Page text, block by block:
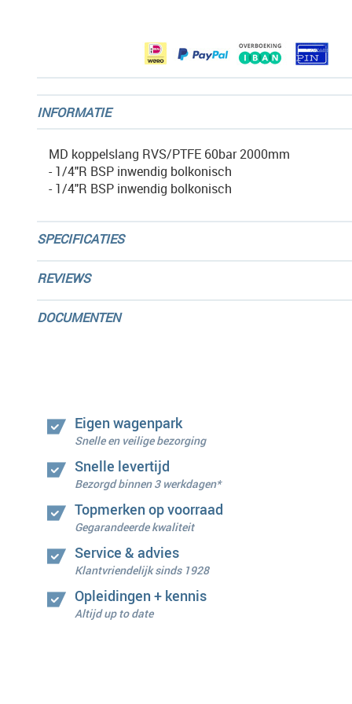
INFORMATIE
MD koppelslang RVS/PTFE 60bar 2000mm
- 1/4"R BSP inwendig bolkonisch
- 1/4"R BSP inwendig bolkonisch
SPECIFICATIES
REVIEWS
DOCUMENTEN
Eigen wagenpark
Snelle en veilige bezorging
Snelle levertijd
Bezorgd binnen 3 werkdagen*
Topmerken op voorraad
Gegarandeerde kwaliteit
Service & advies
Klantvriendelijk sinds 1928
Opleidingen + kennis
Altijd up to date